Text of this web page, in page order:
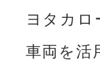
ヨタカロ
⾞両を活